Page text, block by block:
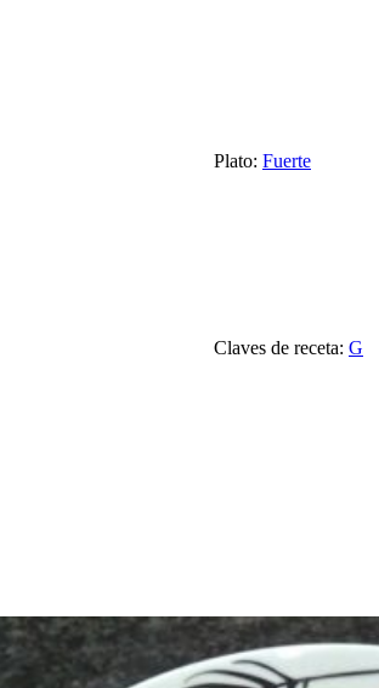
Plato: Fuerte
Claves de receta: G